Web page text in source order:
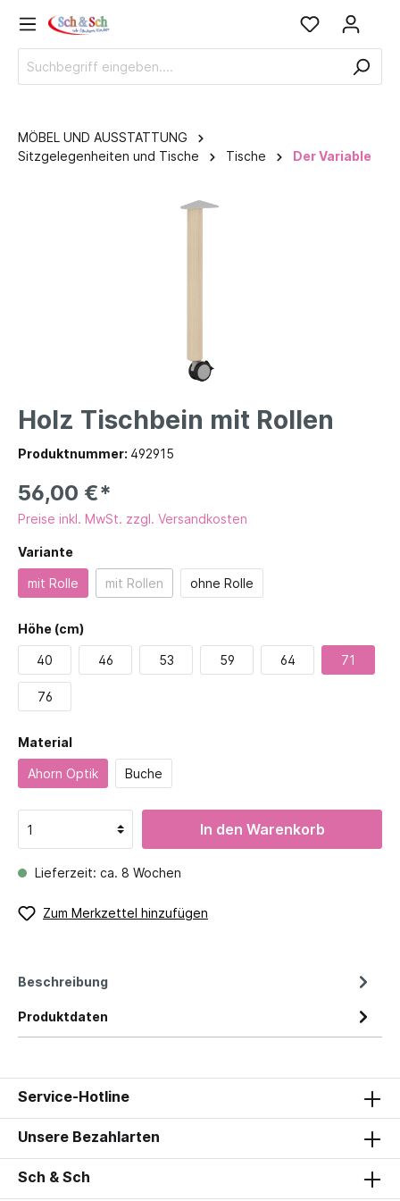
MÖBEL UND AUSSTATTUNG
Sitzgelegenheiten und Tische
Tische Der Variable
Holz Tischbein mit Rollen
Produktnummer: 492915
56,00 €*
Preise inkl. MwSt. zzgl. Versandkosten
Variante
mit Rolle mit Rollen ohne Rolle
Höhe (cm)
40 46 53 59 64 71
76
Material
Ahorn Optik Buche
In den Warenkorb
Lieferzeit: ca. 8 Wochen
Zum Merkzettel hinzufügen
Beschreibung
Produktdaten
Service-Hotline
Unsere Bezahlarten
Sch & Sch